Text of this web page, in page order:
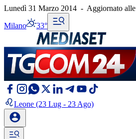
Lunedì 31 Marzo 2014 - Aggiornato alle
Milano 33°
Leone (23 Lug - 23 Ago)